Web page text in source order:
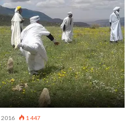
2016 1 447